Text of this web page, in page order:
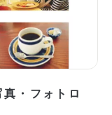
真・フォトロ